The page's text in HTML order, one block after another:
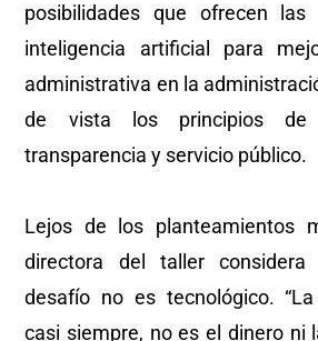
posibilidades que ofrecen las
inteligencia artificial para
administrativa en la
de vista los principios de
transparencia y servicio público.
Lejos de los planteamientos
directora del taller considera
desafío no es tecnológico.
casi siempre, no es el dinero ni